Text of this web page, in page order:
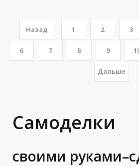
Назад 1 2 3
6 7 8 9
Дальше
Самоделки
своими